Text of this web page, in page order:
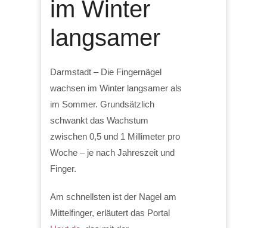
im Winter
langsamer
Darmstadt – Die Fingernägel
wachsen im Winter langsamer als
im Sommer. Grundsätzlich
schwankt das Wachstum
zwischen 0,5 und 1 Millimeter pro
Woche – je nach Jahreszeit und
Finger.
Am schnellsten ist der Nagel am
Mittelfinger, erläutert das Portal